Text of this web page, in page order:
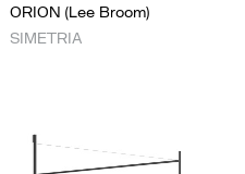
ORION (Lee Broom)
SIMETRIA